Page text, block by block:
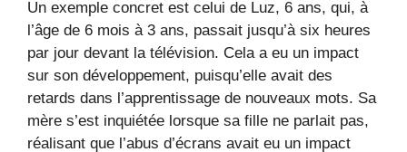
Un exemple concret est celui de Luz, 6 ans, qui, à
l’âge de 6 mois à 3 ans, passait jusqu’à six heures
par jour devant la télévision. Cela a eu un impact
sur son développement, puisqu’elle avait des
retards dans l’apprentissage de nouveaux mots. Sa
mère s’est inquiétée lorsque sa fille ne parlait pas,
réalisant que l’abus d’écrans avait eu un impact